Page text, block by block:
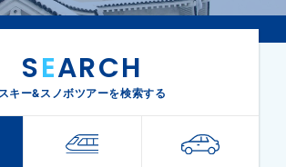
SEARCH
スキー&スノボツアーを検索する